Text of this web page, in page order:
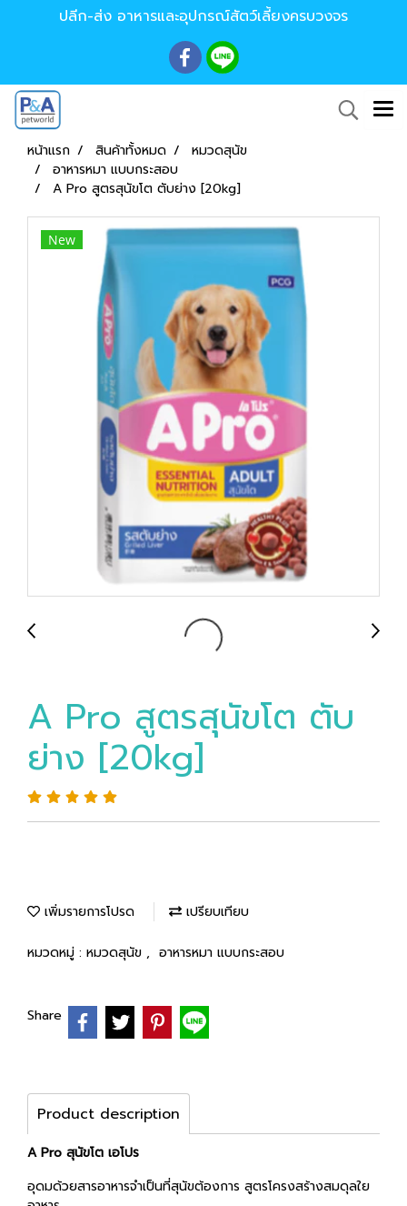
ปลีก-ส่ง อาหารและอุปกรณ์สัตว์เลี้ยงครบวงจร
หน้าแรก สินค้าทั้งหมด
หมวดสุนัข
อาหารหมา แบบกระสอบ
A Pro สูตรสุนัขโต ตับย่าง [20kg]
New
A Pro สูตรสุนัขโต ตับ
ย่าง [20kg]
เพิ่มรายการโปรด เปรียบเทียบ
หมวดหมู่ : หมวดสุนัข , อาหารหมา แบบกระสอบ
Share
Product description
A Pro สุนัขโต เอโปร
อุดมด้วยสารอาหารจำเป็นที่สุนัขต้องการ สูตรโครงสร้างสมดุลใย